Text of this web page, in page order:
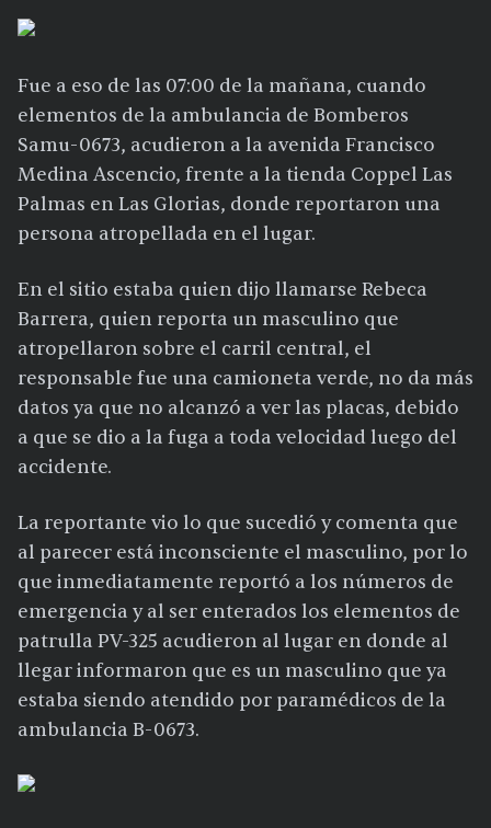
Fue a eso de las 07:00 de la mañana, cuando
elementos de la ambulancia de Bomberos
Samu-0673, acudieron a la avenida Francisco
Medina Ascencio, frente a la tienda Coppel Las
Palmas en Las Glorias, donde reportaron una
persona atropellada en el lugar.
En el sitio estaba quien dijo llamarse Rebeca
Barrera, quien reporta un masculino que
atropellaron sobre el carril central, el
responsable fue una camioneta verde, no da más
datos ya que no alcanzó a ver las placas, debido
a que se dio a la fuga a toda velocidad luego del
accidente.
La reportante vio lo que sucedió y comenta que
al parecer está inconsciente el masculino, por lo
que inmediatamente reportó a los números de
emergencia y al ser enterados los elementos de
patrulla PV-325 acudieron al lugar en donde al
llegar informaron que es un masculino que ya
estaba siendo atendido por paramédicos de la
ambulancia B-0673.